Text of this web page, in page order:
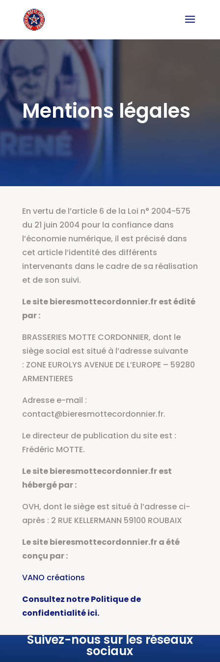
Mentions légales
En vertu de l’article 6 de la Loi n° 2004-575
du 21 juin 2004 pour la confiance dans
l’économie numérique, il est précisé dans
cet article l’identité des différents
intervenants dans le cadre de sa réalisation
et de son suivi.
Le site bieresmottecordonnier.fr est édité
par :
BRASSERIES MOTTE CORDONNIER, dont le
siège social est situé à l’adresse suivante
: ZONE EUROLYS AVENUE DE L’EUROPE – 59280
ARMENTIERES
Adresse e-mail :
contact@bieresmottecordonnier.fr.
Le directeur de publication du site est :
Frédéric MOTTE.
Le site bieresmottecordonnier.fr est
hébergé par :
OVH, dont le siège est situé à l’adresse ci-
après : 2 RUE KELLERMANN 59100 ROUBAIX
Le site bieresmottecordonnier.fr a été
conçu par :
VANO créations
Consultez notre Politique de
confidentialité ici.
Suivez-nous sur les réseaux
sociaux